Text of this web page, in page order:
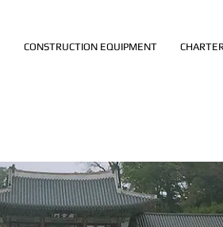
CONSTRUCTION EQUIPMENT